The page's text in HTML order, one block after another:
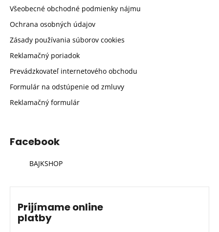
Všeobecné obchodné podmienky nájmu
Ochrana osobných údajov
Zásady používania súborov cookies
Reklamačný poriadok
Prevádzkovateľ internetového obchodu
Formulár na odstúpenie od zmluvy
Reklamačný formulár
Facebook
BAJKSHOP
Prijímame online
platby